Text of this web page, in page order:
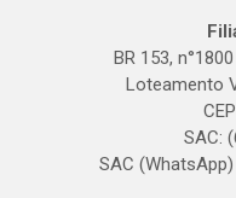
BR 153,
Loteamento
SAC:
SAC